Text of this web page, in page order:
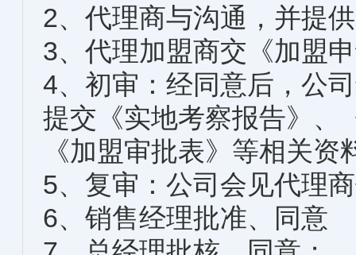
2、代理商与沟通，并提
3、代理加盟商交《加盟
4、初审：经同意后，公
提交《实地考察报告》、
《加盟审批表》等相关资
5、复审：公司会见代理
6、销售经理批准、同意